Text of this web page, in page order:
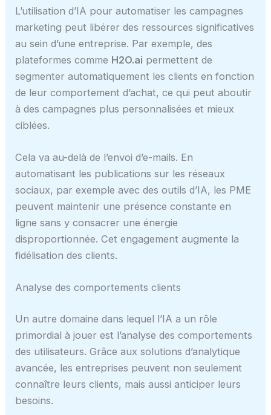
L’utilisation d’IA pour automatiser les campagnes
marketing peut libérer des ressources significatives
au sein d’une entreprise. Par exemple, des
plateformes comme H2O.ai permettent de
segmenter automatiquement les clients en fonction
de leur comportement d’achat, ce qui peut aboutir
à des campagnes plus personnalisées et mieux
ciblées.
Cela va au-delà de l’envoi d’e-mails. En
automatisant les publications sur les réseaux
sociaux, par exemple avec des outils d’IA, les PME
peuvent maintenir une présence constante en
ligne sans y consacrer une énergie
disproportionnée. Cet engagement augmente la
fidélisation des clients.
Analyse des comportements clients
Un autre domaine dans lequel l’IA a un rôle
primordial à jouer est l’analyse des comportements
des utilisateurs. Grâce aux solutions d’analytique
avancée, les entreprises peuvent non seulement
connaître leurs clients, mais aussi anticiper leurs
besoins.